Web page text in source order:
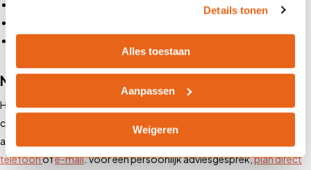
Details tonen
Alles toestaan
Aanpassen
Weigeren
Deskundig advies van ervaren verzekeringsspecialisten
Neem contact op
Heb je meer vragen over een kostbaarhedenverzekering? Neem
contact op met onze adviseurs voor persoonlijk advies. Onze
adviseurs zijn op werkdagen bereikbaar van 8.00 tot 17.30 uur via
telefoonofe-mail. Voor een persoonlijk adviesgesprek,plan direct